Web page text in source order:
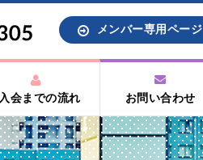
メンバー専用ページ
入会までの流れ お問い合わせ